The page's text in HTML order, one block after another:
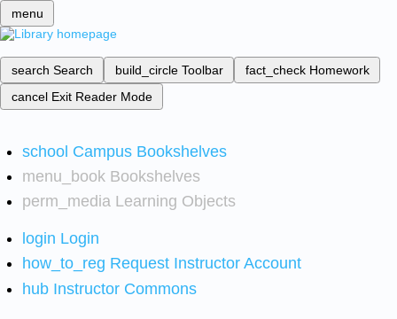
menu
search Search build_circle Toolbar fact_check Homework
cancel Exit Reader Mode
school Campus Bookshelves
menu_book Bookshelves
perm_media Learning Objects
login Login
how_to_reg Request Instructor Account
hub Instructor Commons